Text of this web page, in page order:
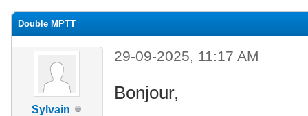
Double MPTT
Sylvain
29-09-2025, 11:17 AM
Bonjour,